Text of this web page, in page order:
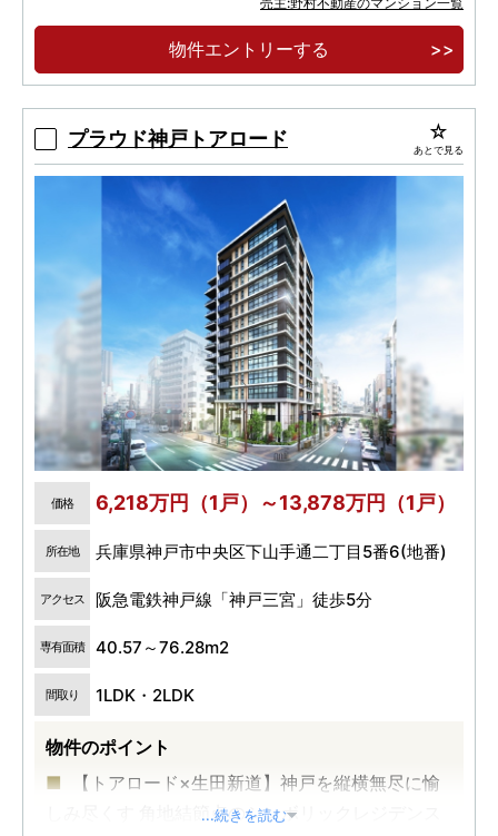
大規模再開発タワー
物件エントリーする
プラウド神戸トアロード あとで見る
価格 6,218万円（1戸）～13,878万円（1戸）
所在地 兵庫県神戸市中央区下山手通二丁目5番6(地番)
アクセス 阪急電鉄神戸線「神戸三宮」徒歩5分
専有面積 40.57～76.28m2
間取り 1LDK・2LDK
物件のポイント
【トアロード×生田新道】神戸を縦横無尽に愉
しみ尽くす 角地結節点のシンボリックレジデンス
...続きを読む